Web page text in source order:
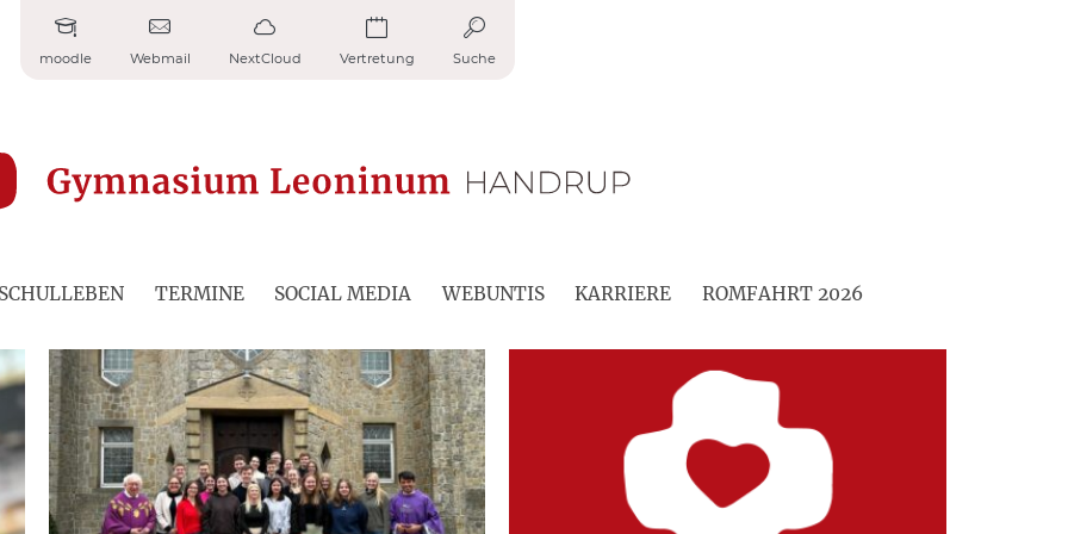
moodle Webmail NextCloud Vertretung Suche
SCHULLEBEN TERMINE SOCIAL MEDIA WEBUNTIS KARRIERE ROMFAHRT 2026